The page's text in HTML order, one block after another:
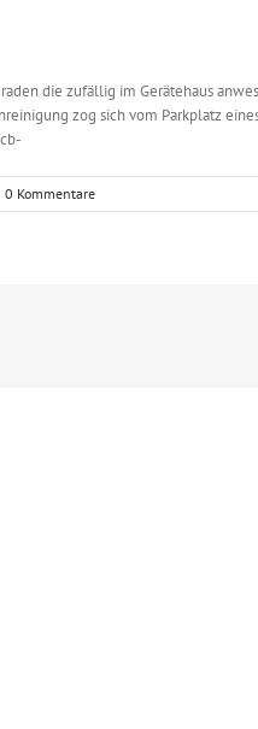
die zufällig im Gerätehaus
zog sich vom Parkplatz
0 Kommentare